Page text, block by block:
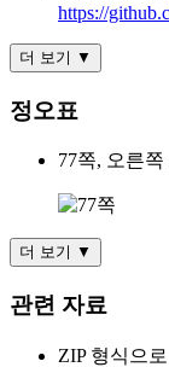
https://
더 보기 ▼
정오표
77쪽, 오른쪽
더 보기 ▼
관련 자료
ZIP 형식으